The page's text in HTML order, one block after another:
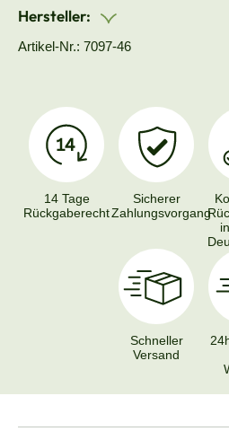
Hersteller:
Artikel-Nr.: 7097-46
14 Tage
Rückgaberecht
Sicherer
Zahlungsvorgang
Schneller
Versand